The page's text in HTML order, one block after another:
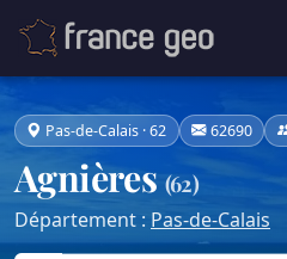
Pas-de-Calais · 62 62690
Agnières (62)
Département : Pas-de-Calais